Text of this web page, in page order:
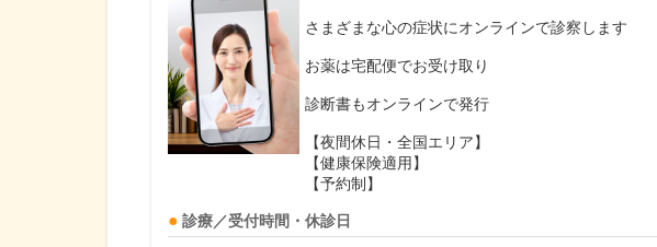
さまざまな心の症状にオンラインで診察します
お薬は宅配便でお受け取り
診断書もオンラインで発行
【夜間休日・全国エリア】
【健康保険適用】
【予約制】
診療／受付時間・休診日